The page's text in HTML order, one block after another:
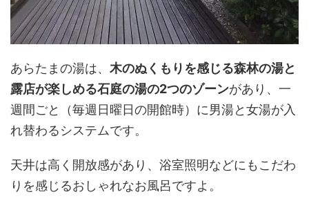
あらたまの湯は、 木のぬくもりを感じる森林の湯と
露店が楽しめる石庭の湯の2つのゾーンがあり、一
週間ごと（毎週日曜日の開館時）に男湯と女湯が入
れ替わるシステムです。
天井は高く開放感があり、浴室照明などにもこだわ
りを感じるおしゃれなお風呂ですよ。